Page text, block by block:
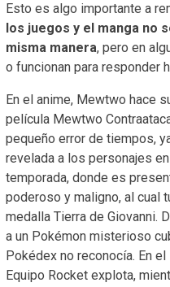
Esto es algo importante a
los juegos y el manga no
misma manera, pero en
o funcionan para responder
En el anime, Mewtwo hace
película Mewtwo
pequeño error de tiempos,
revelada a los personajes
temporada, donde es
poderoso y maligno, al cual
medalla Tierra de Giovanni.
a un Pokémon misterioso
Pokédex no reconocía. En el
Equipo Rocket explota,